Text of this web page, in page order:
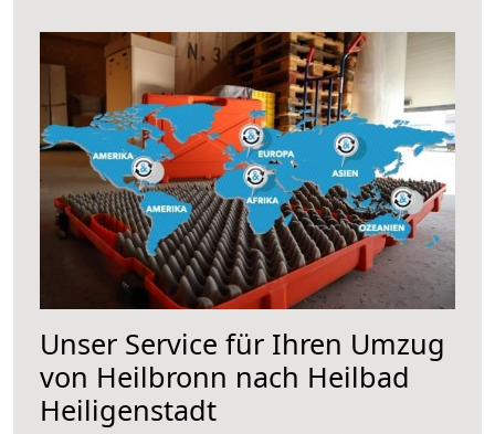
Unser Service für Ihren Umzug
von Heilbronn nach Heilbad
Heiligenstadt